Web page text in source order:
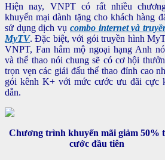
Hiện nay, VNPT có rất nhiều
khuyến mại dành tặng cho khách hàng
sử dụng dịch vụ combo internet và
MyTV. Đặc biệt, với gói truyền hình
VNPT, Fan hâm mộ ngoại hạng Anh
và thể thao nói chung sẽ có cơ hội
trọn vẹn các giải đấu thể thao đỉnh cao
gói kênh K+ với mức cước ưu đãi cực
dẫn.
Chương trình khuyến mãi giảm 50%
cước đầu tiên